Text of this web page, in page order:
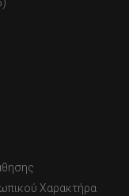
Χαρακτήρα